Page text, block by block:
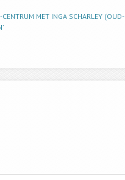
MET INGA SCHARLEY (OUD-